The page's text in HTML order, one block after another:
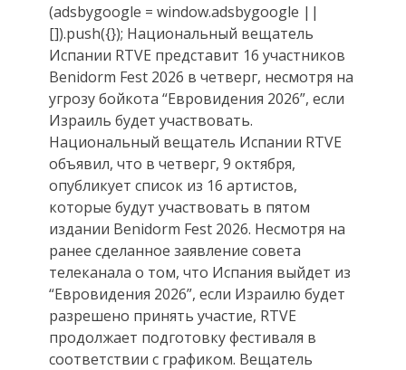
(adsbygoogle = window.adsbygoogle ||
[]).push({}); Национальный вещатель
Испании RTVE представит 16 участников
Benidorm Fest 2026 в четверг, несмотря на
угрозу бойкота “Евровидения 2026”, если
Израиль будет участвовать.
Национальный вещатель Испании RTVE
объявил, что в четверг, 9 октября,
опубликует список из 16 артистов,
которые будут участвовать в пятом
издании Benidorm Fest 2026. Несмотря на
ранее сделанное заявление совета
телеканала о том, что Испания выйдет из
“Евровидения 2026”, если Израилю будет
разрешено принять участие, RTVE
продолжает подготовку фестиваля в
соответствии с графиком. Вещатель